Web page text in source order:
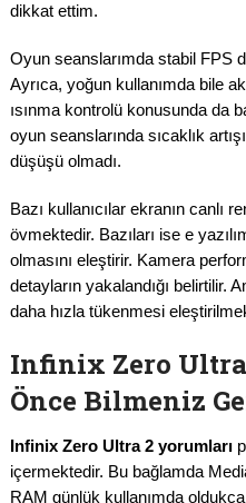
dikkat ettim.
Oyun seanslarımda stabil FPS
Ayrıca, yoğun kullanımda bile
ısınma kontrolü konusunda da
oyun seanslarında sıcaklık
düşüşü olmadı.
Bazı kullanıcılar ekranın canlı
övmektedir. Bazıları ise e
olmasını eleştirir. Kamera
detayların yakalandığı belirtilir.
daha hızla tükenmesi
Infinix Zero
Önce Bilmeniz
Infinix Zero Ultra 2 yorumları
içermektedir. Bu bağlamda
RAM günlük kullanımda oldukça